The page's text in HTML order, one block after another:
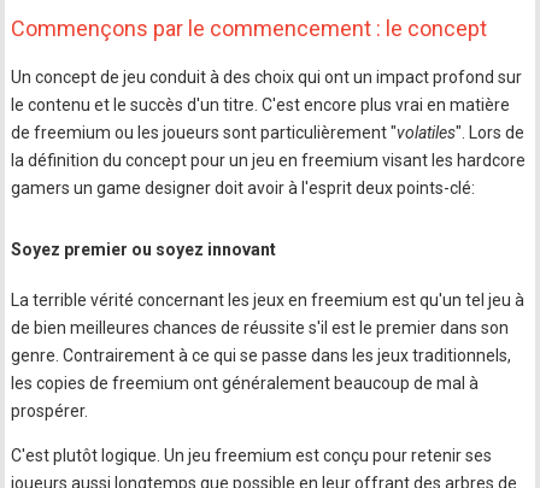
Commençons par le commencement : le concept
Un concept de jeu conduit à des choix qui ont un impact profond sur
le contenu et le succès d'un titre. C'est encore plus vrai en matière
de freemium ou les joueurs sont particulièrement "volatiles". Lors de
la définition du concept pour un jeu en freemium visant les hardcore
gamers un game designer doit avoir à l'esprit deux points-clé:
Soyez premier ou soyez innovant
La terrible vérité concernant les jeux en freemium est qu'un tel jeu à
de bien meilleures chances de réussite s'il est le premier dans son
genre. Contrairement à ce qui se passe dans les jeux traditionnels,
les copies de freemium ont généralement beaucoup de mal à
prospérer.
C'est plutôt logique. Un jeu freemium est conçu pour retenir ses
joueurs aussi longtemps que possible en leur offrant des arbres de